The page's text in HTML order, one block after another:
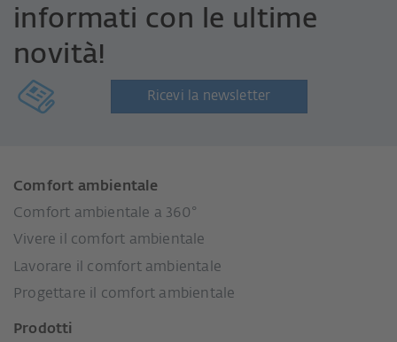
informati con le ultime
novità!
Ricevi la newsletter
Comfort ambientale
Comfort ambientale a 360°
Vivere il comfort ambientale
Lavorare il comfort ambientale
Progettare il comfort ambientale
Prodotti